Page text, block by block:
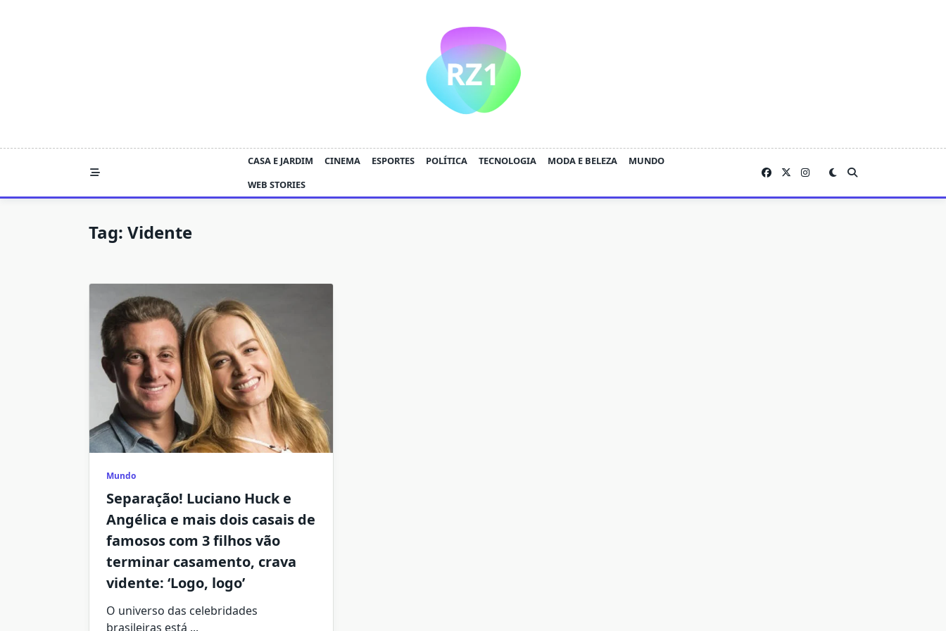
CASA E JARDIM CINEMA ESPORTES POLÍTICA TECNOLOGIA MODA E BELEZA
MUNDO
WEB STORIES
Tag: Vidente
Mundo
Separação! Luciano Huck e
Angélica e mais dois casais de
famosos com 3 filhos vão
terminar casamento, crava
vidente: ‘Logo, logo’
O universo das celebridades
brasileiras está ...